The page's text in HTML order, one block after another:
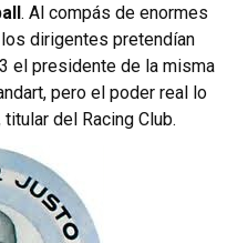
. Al compás de enormes
dirigentes pretendían
el presidente de la misma
pero el poder real lo
titular del Racing Club.